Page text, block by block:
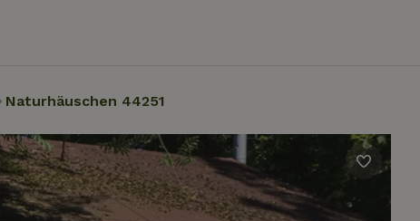
Naturhäuschen 44251